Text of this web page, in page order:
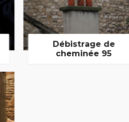
Débistrage de
cheminée 95